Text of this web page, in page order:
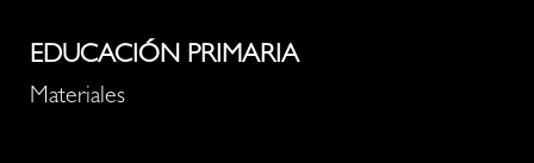
EDUCACIÓN PRIMARIA
Materiales